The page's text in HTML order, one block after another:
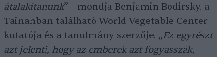
átalakítanunk” – mondja Benjamin Bodirsky, a
Tainanban található World Vegetable Center
kutatója és a tanulmány szerzője. „Ez egyrészt
azt jelenti, hogy az emberek azt fogyasszák,